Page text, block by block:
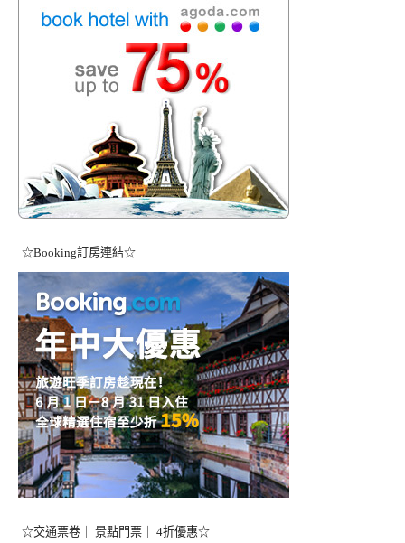
☆Booking訂房連結☆
☆交通票卷｜ 景點門票｜ 4折優惠☆